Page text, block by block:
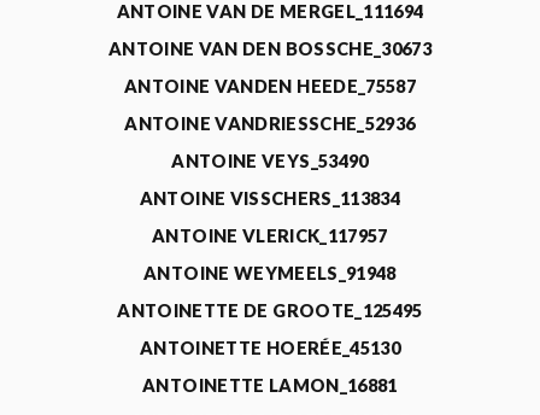
ANTOINE VAN DE MERGEL_111694
ANTOINE VAN DEN BOSSCHE_30673
ANTOINE VANDEN HEEDE_75587
ANTOINE VANDRIESSCHE_52936
ANTOINE VEYS_53490
ANTOINE VISSCHERS_113834
ANTOINE VLERICK_117957
ANTOINE WEYMEELS_91948
ANTOINETTE DE GROOTE_125495
ANTOINETTE HOERÉE_45130
ANTOINETTE LAMON_16881